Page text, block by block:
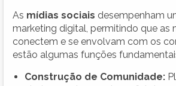
As mídias sociais desempenham
marketing digital, permitindo que as
conectem e se envolvam com os
estão algumas funções
Construção de Comunidade: